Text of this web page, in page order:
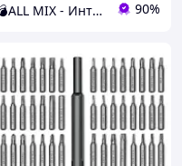
💣ALL MIX - Интернет магазин товаров для дома 💣 90%